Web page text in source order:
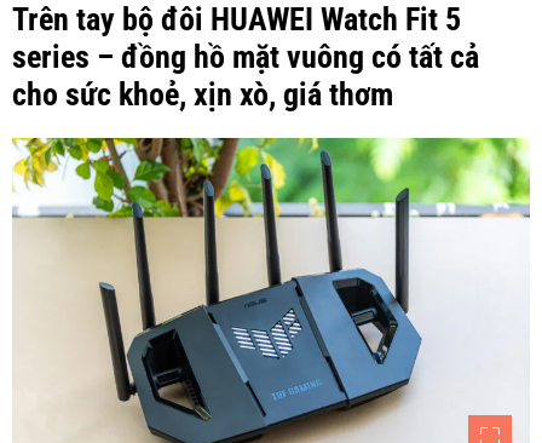
Trên tay bộ đôi HUAWEI Watch Fit 5
series – đồng hồ mặt vuông có tất cả
cho sức khoẻ, xịn xò, giá thơm